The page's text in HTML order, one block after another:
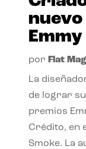
Emmy
por Flat
La
de lograr
premios
Crédito, en
Smoke. La